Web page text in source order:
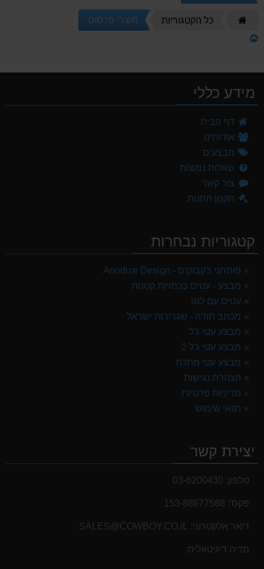
כל הקטגוריות מוצרי פרסום
מידע כללי
דף הבית
אודותינו
מבצעים
שאלות נפוצות
צור קשר
תקנון החנות
קטגוריות נבחרות
פותחני בקבוקים - Anodize Design
מבצע - עטים בכמויות קטנות
עטים עם לוגו
מכתב תודה - שגרירות ישראל
מבצע עטי ג'ל
מבצע עטי ג'ל 2
מבצע עטי מתכת
הצהרת נגישות
מדיניות פרטיות
תנאי שימוש
יצירת קשר
טלפון: 03-6200430
פקס': 153-88677588
דואר אלקטרוני: SALES@COWBOY.CO.IL
מדיה דיגיטאלית: